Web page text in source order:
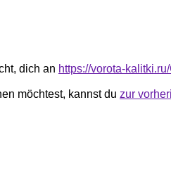
dich an https://vorota-
möchtest, kannst du zur